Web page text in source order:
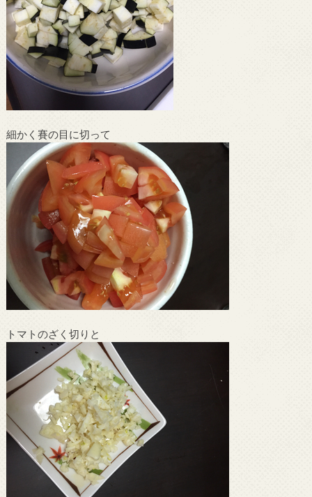
細かく賽の目に切って
トマトのざく切りと